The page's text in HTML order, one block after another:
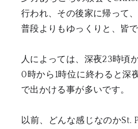
行われ、その後家に帰って
普段よりもゆっくりと、皆
人によっては、深夜23時頃
0時から1時位に終わると深
で出かける事が多いです。
以前、どんな感じなのかSt.